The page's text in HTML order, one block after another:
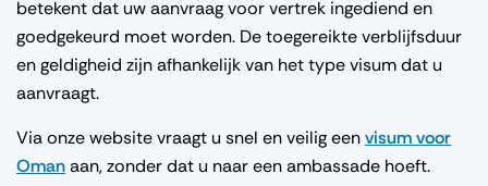
betekent dat uw aanvraag voor vertrek ingediend en
goedgekeurd moet worden. De toegereikte verblijfsduur
en geldigheid zijn afhankelijk van het type visum dat u
aanvraagt.
Via onze website vraagt u snel en veilig eenvisum voor
Omanaan, zonder dat u naar een ambassade hoeft.